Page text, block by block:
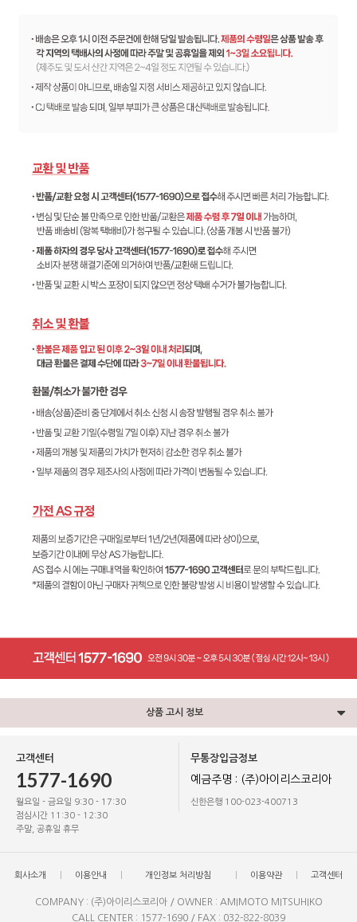
상품 고시 정보
고객센터
1577-1690
월요일 - 금요일 9:30 - 17:30
점심시간 11:30 - 12:30
주말, 공휴일 휴무
무통장입금정보
예금주명 : (주)아이리스코리아
신한은행 100-023-400713
회사소개 이용안내 개인정보 처리방침 이용약관 고객센터
COMPANY : (주)아이리스코리아 / OWNER : AMIMOTO MITSUHIKO
CALL CENTER : 1577-1690 / FAX : 032-822-8039